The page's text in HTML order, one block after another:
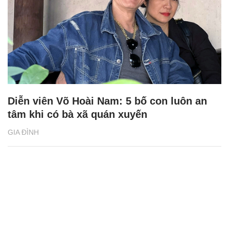
GIA ĐÌNH
Diễn viên Võ Hoài Nam: 5 bố con luôn an
tâm khi có bà xã quán xuyến